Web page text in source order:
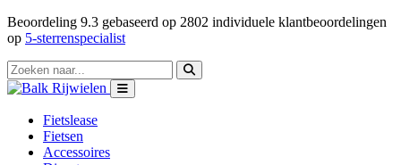
Beoordeling 9.3 gebaseerd op 2802 individuele klantbeoordelingen
op 5-sterrenspecialist
Fietslease
Fietsen
Accessoires